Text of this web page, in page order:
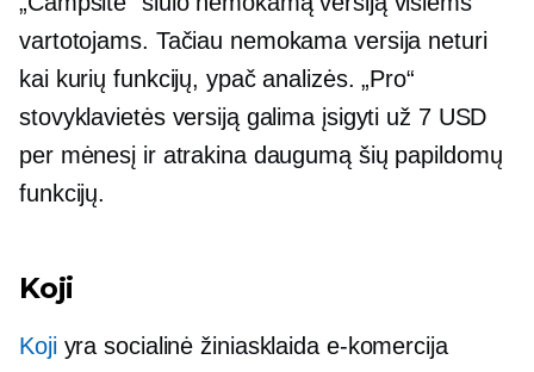
vartotojams. Tačiau nemokama versija neturi
kai kurių funkcijų, ypač analizės. „Pro“
stovyklavietės versiją galima įsigyti už 7 USD
per mėnesį ir atrakina daugumą šių papildomų
funkcijų.
Koji
Kojiyra socialinė žiniasklaida e-komercija